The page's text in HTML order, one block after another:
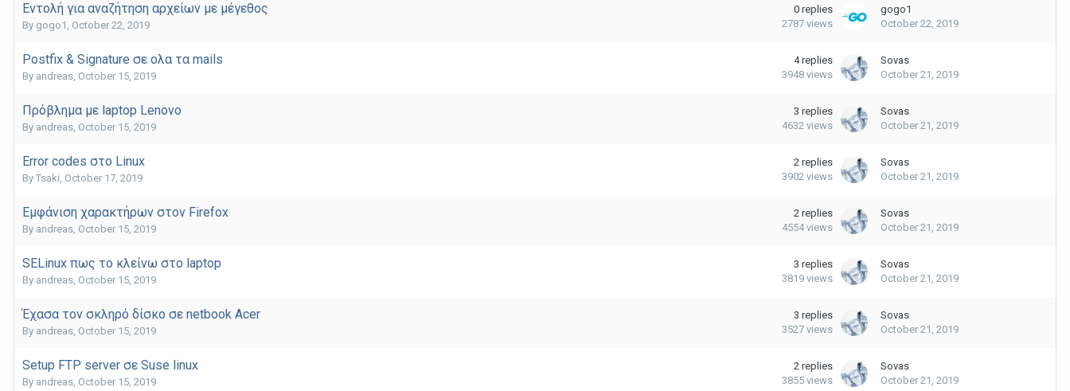
Εντολή για αναζήτηση αρχείων με μέγεθος
By gogo1 , October 22, 2019
0 replies
2787 views
gogo1
October 22, 2019
Postfix & Signature σε ολα τα mails
By andreas, October 15, 2019
4 replies
3948 views
Sovas
October 21, 2019
Πρόβλημα με laptop Lenovo
By andreas, October 15, 2019
3 replies
4632 views
Sovas
October 21, 2019
Error codes στο Linux
By Tsaki, October 17, 2019
2 replies
3902 views
Sovas
October 21, 2019
Εμφάνιση χαρακτήρων στον Firefox
By andreas, October 15, 2019
2 replies
4554 views
Sovas
October 21, 2019
SELinux πως το κλείνω στο laptop
By andreas, October 15, 2019
3 replies
3819 views
Sovas
October 21, 2019
Έχασα τον σκληρό δίσκο σε netbook Acer
By andreas, October 15, 2019
3 replies
3527 views
Sovas
October 21, 2019
Setup FTP server σε Suse linux
By andreas, October 15, 2019
2 replies
3855 views
Sovas
October 21, 2019